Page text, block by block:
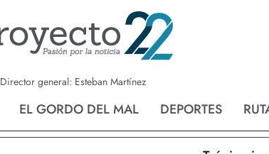
Director general: Esteban Martínez
EL GORDO DEL MAL DEPORTES
Nvo. Laredo